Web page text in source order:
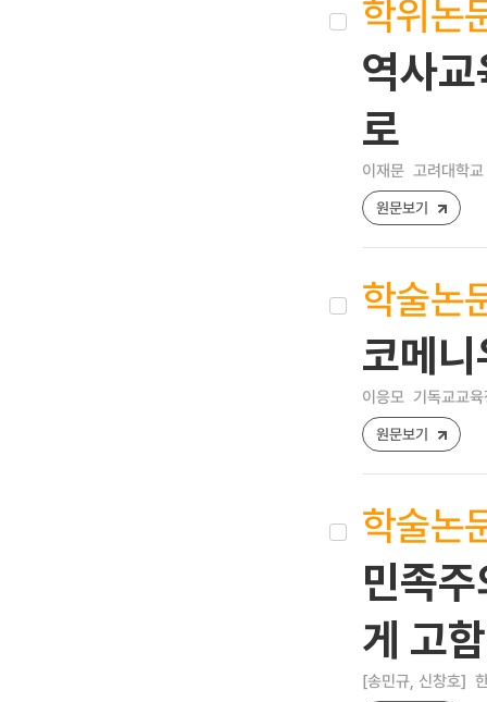
학위논
역사
로
이재문 고려대학
원문보기
학술논
코메
이응모 기독교교
원문보기
학술논
민족
게 고
[송민규, 신창호]